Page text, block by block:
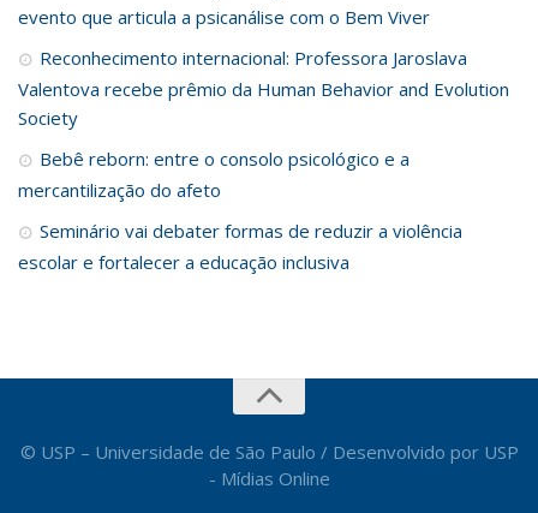
evento que articula a psicanálise com o Bem Viver
Reconhecimento internacional: Professora Jaroslava
Valentova recebe prêmio da Human Behavior and Evolution
Society
Bebê reborn: entre o consolo psicológico e a
mercantilização do afeto
Seminário vai debater formas de reduzir a violência
escolar e fortalecer a educação inclusiva
© USP – Universidade de São Paulo / Desenvolvido por USP
- Mídias Online